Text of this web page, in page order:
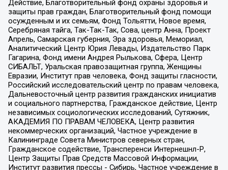
Действие, Благотворительный фонд охраны здоровья и
защиты прав граждан, Благотворительный фонд помощи
осужденным и их семьям, Фонд Тольятти, Новое время,
Серебряная тайга, Так-Так-Так, Сова, центр Анна, Проект
Апрель, Самарская губерния, Эра здоровья, Мемориал,
Аналитический Центр Юрия Левады, Издательство Парк
Гагарина, Фонд имени Андрея Рылькова, Сфера, Центр
СИБАЛЬТ, Уральская правозащитная группа, Женщины
Евразии, Институт прав человека, Фонд защиты гласности,
Российский исследовательский центр по правам человека,
Дальневосточный центр развития гражданских инициатив
и социального партнерства, Гражданское действие, Центр
независимых социологических исследований, Сутяжник,
АКАДЕМИЯ ПО ПРАВАМ ЧЕЛОВЕКА, Центр развития
некоммерческих организаций, Частное учреждение в
Калининграде Совета Министров северных стран,
Гражданское содействие, Трансперенси Интернешнл-Р,
Центр Защиты Прав Средств Массовой Информации,
Институт развития прессы - Сибирь, Частное учреждение в